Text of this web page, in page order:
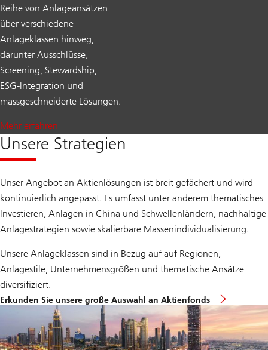
Reihe von Anlageansätzen
über verschiedene
Anlageklassen hinweg,
darunter Ausschlüsse,
Screening, Stewardship,
ESG‑Integration und
massgeschneiderte Lösungen.
Mehr erfahren
Unsere Strategien
Unser Angebot an Aktienlösungen ist breit gefächert und wird
kontinuierlich angepasst. Es umfasst unter anderem thematisches
Investieren, Anlagen in China und Schwellenländern, nachhaltige
Anlagestrategien sowie skalierbare Massenindividualisierung.
Unsere Anlageklassen sind in Bezug auf auf Regionen,
Anlagestile, Unternehmensgrößen und thematische Ansätze
diversifiziert.
Erkunden Sie unsere große Auswahl an Aktienfonds